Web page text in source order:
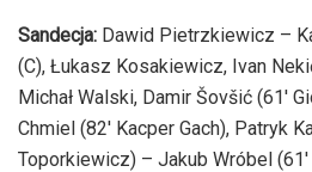
Sandecja: Dawid Pietrzkiewicz –
(C), Łukasz Kosakiewicz, Ivan
Michał Walski, Damir Šovšić (61′
Chmiel (82′ Kacper Gach), Patryk
Toporkiewicz) – Jakub Wróbel